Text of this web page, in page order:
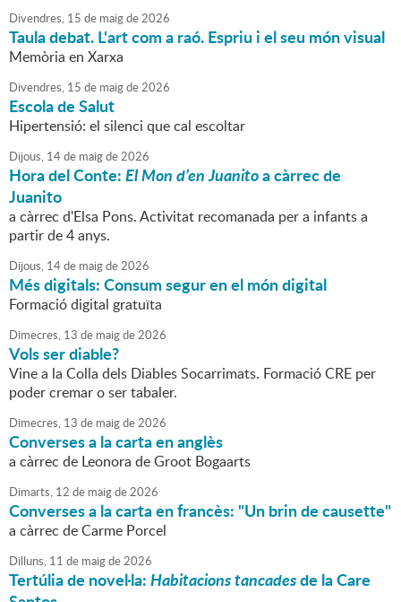
Divendres, 15 de maigde2026
Taula debat. L'art com a raó. Espriu i el seu món visual
Memòria en Xarxa
Divendres, 15 de maigde2026
Escola de Salut
Hipertensió: el silenci que cal escoltar
Dijous, 14de maigde2026
Hora del Conte:El Mon d’en Juanitoa càrrec de
Juanito
a càrrec d'Elsa Pons. Activitat recomanada per a infants a
partir de 4 anys.
Dijous, 14de maigde2026
Més digitals: Consum segur en el món digital
Formació digital gratuïta
Dimecres, 13 de maigde2026
Vols ser diable?
Vine a la Colla dels Diables Socarrimats. Formació CRE per
poder cremar o ser tabaler.
Dimecres, 13 de maigde2026
Converses a la carta en anglès
a càrrec de Leonora de Groot Bogaarts
Dimarts, 12 de maigde2026
Converses a la carta en francès: "Un brin de causette"
a càrrec de Carme Porcel
Dilluns, 11 de maigde2026
Tertúlia de novel·la:Habitacions tancadesde la Care